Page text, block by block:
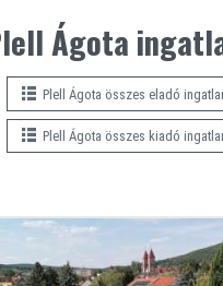
Ágota
Plell Ágota összes eladó
Plell Ágota összes kiadó